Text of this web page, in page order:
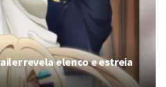
revela elenco e estreia